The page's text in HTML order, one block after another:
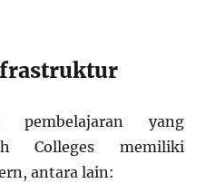
pembelajaran yang
Colleges memiliki
antara lain: